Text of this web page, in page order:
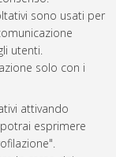
sono usati per
utenti.
solo con i
attivando
esprimere